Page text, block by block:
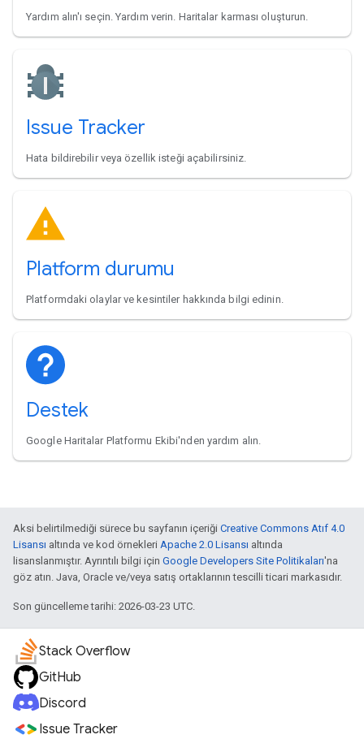
Yardım alın'ı seçin. Yardım verin. Haritalar karması oluşturun.
Issue Tracker
Hata bildirebilir veya özellik isteği açabilirsiniz.
Platform durumu
Platformdaki olaylar ve kesintiler hakkında bilgi edinin.
Destek
Google Haritalar Platformu Ekibi'nden yardım alın.
Aksi belirtilmediği sürece bu sayfanın içeriği Creative Commons Atıf 4.0
Lisansı altında ve kod örnekleri Apache 2.0 Lisansı altında
lisanslanmıştır. Ayrıntılı bilgi için Google Developers Site Politikaları'na
göz atın. Java, Oracle ve/veya satış ortaklarının tescilli ticari markasıdır.
Son güncelleme tarihi: 2026-03-23 UTC.
Stack Overflow
GitHub
Discord
Issue Tracker